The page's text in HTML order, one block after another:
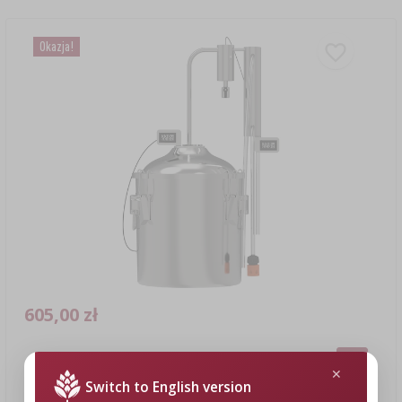
Okazja!
Destylator klasyczny Convex 18 L - 1 odstojnik
605,00 zł
605,00 PLN/szt.Switch to English version